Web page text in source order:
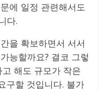
에 일정 관련해서도
다.
을 확보하면서 서서
능할까요? 결코 그렇
해도 규모가 작은
구할 것입니다. 불가